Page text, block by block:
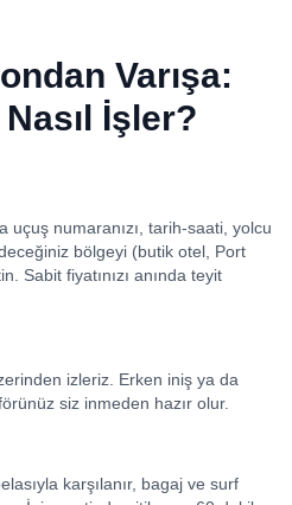
Varışa:
İşler?
uçuş numaranızı, tarih-saati, yolcu
bölgeyi (butik otel, Port
Sabit fiyatınızı anında teyit
izleriz. Erken iniş ya da
siz inmeden hazır olur.
karşılanır, bagaj ve surf